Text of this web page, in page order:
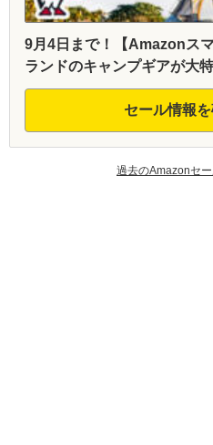
9月4日まで！【Amazonス
ランドのキャンプギアが大特
セール情報を
過去のAmazonセ